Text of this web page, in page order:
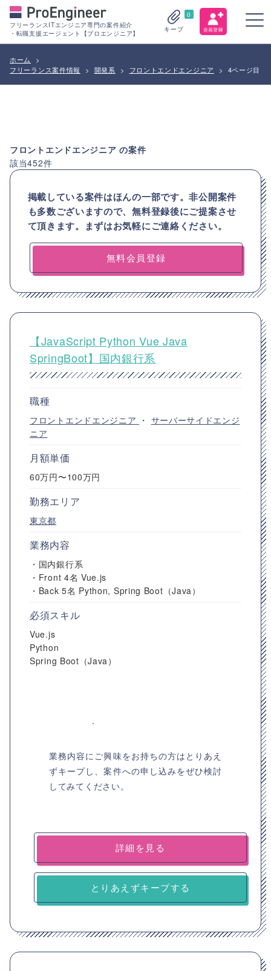
フリーランスITエンジニア専門の案件紹介
・転職支援エージェント【プロエンジニア】
0
キープ
ホーム
>
フリーランス案件情報
> 開発系 > フロントエンドエンジニア > 4ページ目
フロントエンドエンジニアの案件
該当452件
掲載している案件はほんの一部です。非公開案件
も多数ございますので、無料登録後にご提案させ
て頂きます。まずはお気軽にご連絡ください。
無料会員登録
【JavaScript Python Vue Java
SpringBoot】国内銀行系
職種
フロントエンドエンジニア ・ サーバーサイドエンジ
ニア
月額単価
60万円〜100万円
勤務エリア
東京都
業務内容
・国内銀行系
・Front 4名 Vue.js
・Back 5名 Python, Spring Boot（Java）
必須スキル
Vue.js
Python
Spring Boot（Java）
業務内容にご興味をお持ちの方はとりあえ
ずキープし、案件への申し込みをぜひ検討
してみてください。
詳細を見る
とりあえずキープする